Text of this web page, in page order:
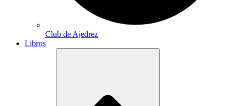
Club de Ajedrez
Libros